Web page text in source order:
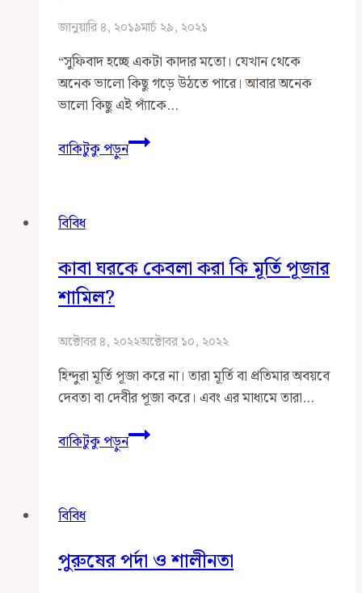
জানুয়ারি ৪, ২০১৯মার্চ ২৯, ২০২১
“সুফিবাদ হচ্ছে একটা কাদার মতো। যেখান থেকে
অনেক ভালো কিছু গড়ে উঠতে পারে। আবার অনেক
ভালো কিছু এই প্যাঁকে…
বাকিটুকু পড়ুনসুফিবাদকে
কেন
চলি
বিবিধ
কাবা ঘরকে কেবলা করা কি মূর্তি পূজার
শামিল?
অক্টোবর ৪, ২০২২অক্টোবর ১০, ২০২২
হিন্দুরা মূর্তি পূজা করে না। তারা মূর্তি বা প্রতিমার অবয়বে
দেবতা বা দেবীর পূজা করে। এবং এর মাধ্যমে তারা…
বাকিটুকু পড়ুনকাবা
ঘরকে
পূজার
বিবিধ
পুরুষের পর্দা ও শালীনতা